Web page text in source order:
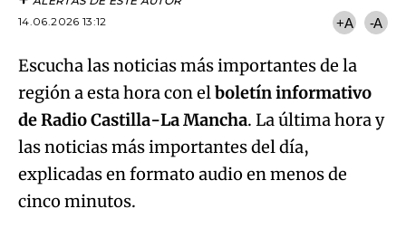
14.06.2026 13:12
+A -A
Escucha las noticias más importantes de la
región a esta hora con elboletín informativo
de Radio Castilla-La Mancha. La última hora y
las noticias más importantes del día,
explicadas en formato audio en menos de
cinco minutos.